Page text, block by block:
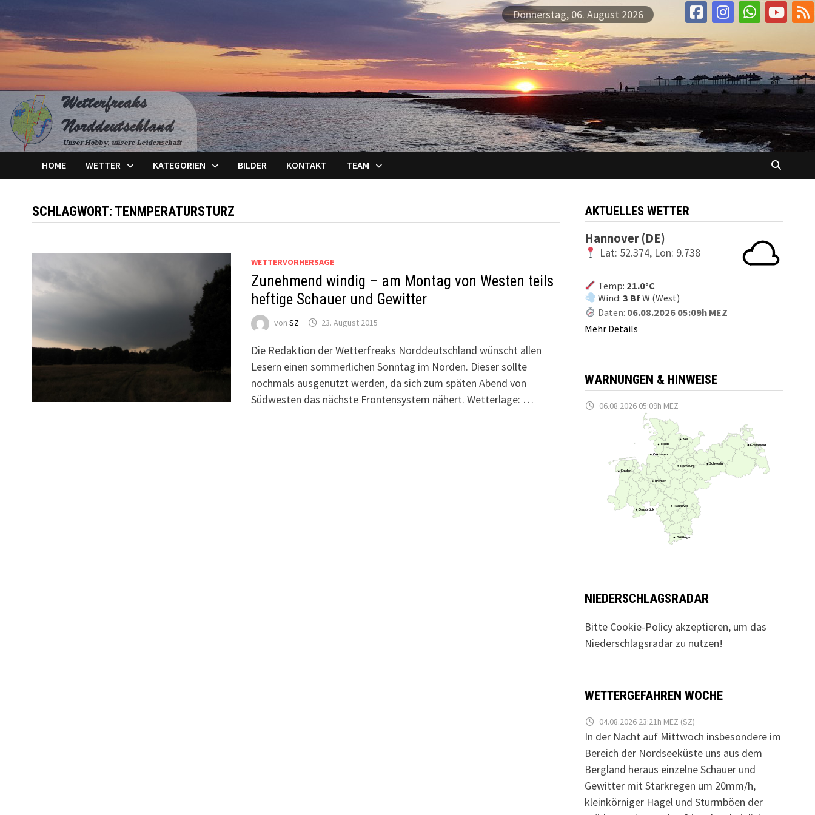
springen
Donnerstag, 06. August 2026
HOME WETTER KATEGORIEN BILDER KONTAKT TEAM
SCHLAGWORT: TENMPERATURSTURZ
WETTERVORHERSAGE
Zunehmend ‪windig‬ – am ‪Montag‬ von Westen teils
heftige Schauer‬ und ‪Gewitter‬
von SZ 23. August 2015
Die Redaktion der Wetterfreaks Norddeutschland wünscht allen
Lesern einen sommerlichen Sonntag im Norden. Dieser sollte
nochmals ausgenutzt werden, da sich zum späten Abend von
Südwesten das nächste Frontensystem nähert. Wetterlage: …
AKTUELLES WETTER
Hannover (DE)
Lat: 52.374, Lon: 9.738
Temp: 21.0°C
Wind: 3 BfW (West)
Daten: 06.08.2026 05:09h MEZ
Mehr Details
WARNUNGEN & HINWEISE
06.08.2026 05:09h MEZ
Hannover
Bremen
Hamburg
Schwerin
Greifswald
Osnabrück
Emden
Göttingen
Kiel
Heide
Cuxhaven
NIEDERSCHLAGSRADAR
Bitte Cookie-Policy akzeptieren, um das
Niederschlagsradar zu nutzen!
WETTERGEFAHREN WOCHE
04.08.2026 23:21h MEZ (SZ)
In der Nacht auf Mittwoch insbesondere im
Bereich der Nordseeküste uns aus dem
Bergland heraus einzelne Schauer und
Gewitter mit Starkregen um 20mm/h,
kleinkörniger Hagel und Sturmböen der